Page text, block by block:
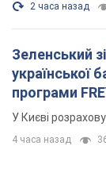
2 часа назад
Зеленський
української
програми
У Києві
4 часа назад